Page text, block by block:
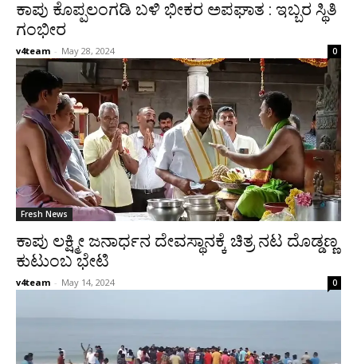
ಕಾಪು ಕೊಪ್ಪಲಂಗಡಿ ಬಳಿ ಭೀಕರ ಅಪಘಾತ : ಇಬ್ಬರ ಸ್ಥಿತಿ
ಗಂಭೀರ
v4team - May 28, 2024 0
Fresh News
ಕಾಪು ಲಕ್ಷ್ಮೀ ಜನಾರ್ಧನ ದೇವಸ್ಥಾನಕ್ಕೆ ಚಿತ್ರ ನಟ ದೊಡ್ಡಣ್ಣ
ಕುಟುಂಬ ಭೇಟಿ
v4team - May 14, 2024 0